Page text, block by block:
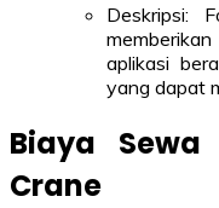
Deskripsi:
aplikasi
yang dapat
Biaya
Crane